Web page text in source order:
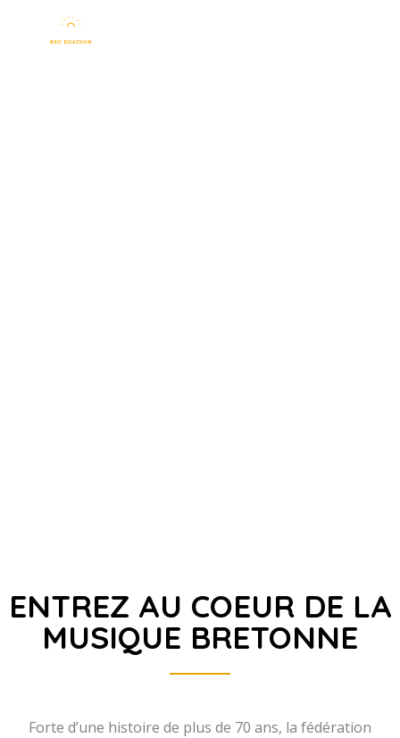
ENTREZ AU COEUR DE LA
MUSIQUE BRETONNE
Forte d’une histoire de plus de 70 ans, la fédération